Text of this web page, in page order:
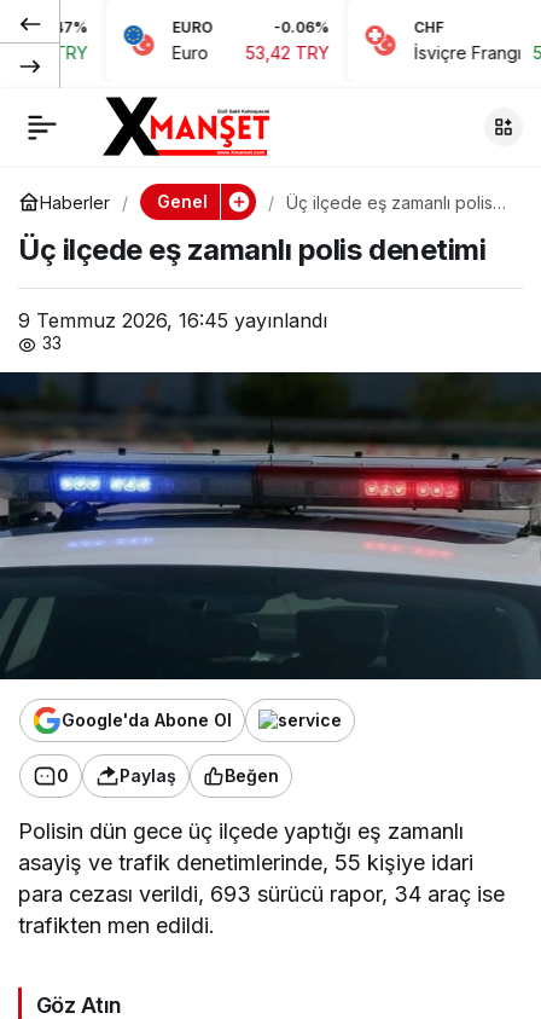
EURO -0.06%
Euro 53,42 TRY
CHF
İsviçre Frangı 58,48
Haberler Genel
Üç ilçede eş zamanlı polis
Üç ilçede eş zamanlı polis denetimi
9 Temmuz 2026, 16:45 yayınlandı
33
Google'da Abone Ol
0 Paylaş Beğen
Polisin dün gece üç ilçede yaptığı eş zamanlı
asayiş ve trafik denetimlerinde, 55 kişiye idari
para cezası verildi, 693 sürücü rapor, 34 araç ise
trafikten men edildi.
Göz Atın
“Dur” ihtarına
uymayıp polis
motosiklet sürücüsü
0